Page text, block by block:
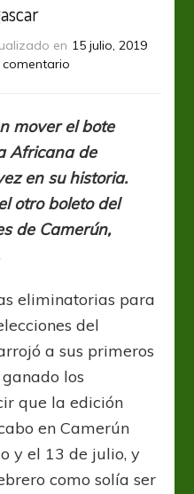
en 15 julio, 2019
comentarioen
Histórica
clasificación
de
Madagascar
mover el bote
Africana de
en su historia.
otro boleto del
de Camerún,
eliminatorias para
del
a sus primeros
los
que la edición
en Camerún
y el 13 de julio, y
como solía ser